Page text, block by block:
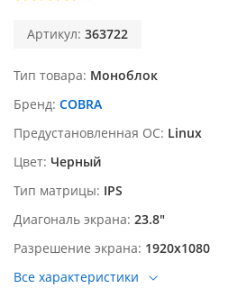
Артикул: 363722
Тип товара Моноблок
Бренд COBRA
Предустановленная ОС Linux
Цвет Черный
Тип матрицы IPS
Диагональ экрана 23.8"
Разрешение экрана 1920х1080
Все характеристики